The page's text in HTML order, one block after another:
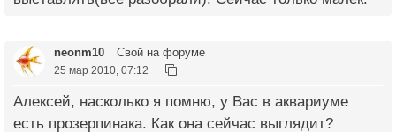
neonm10 Свой на форуме
25 мар 2010, 07:12
Алексей, насколько я помню, у Вас в аквариуме
есть прозерпинака. Как она сейчас выглядит?